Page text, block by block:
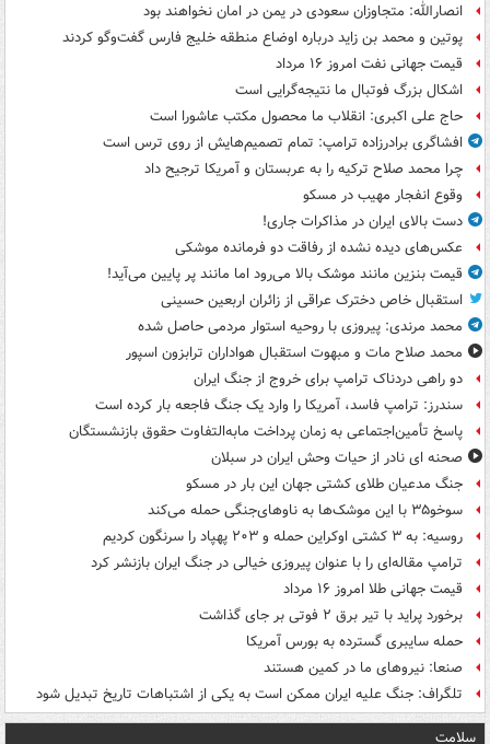
انصارالله: متجاوزان سعودی در یمن در امان نخواهند بود
پوتین و محمد بن زاید درباره اوضاع منطقه خلیج فارس گفت‌وگو کردند
قیمت جهانی نفت امروز ۱۶ مرداد
اشکال بزرگ فوتبال ما نتیجه‌گرایی است
حاج علی اکبری: انقلاب ما محصول مکتب عاشورا است
افشاگری برادرزاده ترامپ: تمام تصمیم‌هایش از روی ترس است
چرا محمد صلاح ترکیه را به عربستان و آمریکا ترجیح داد
وقوع انفجار مهیب در مسکو
دست بالای ایران در مذاکرات جاری!
عکس‌های دیده نشده از رفاقت دو فرمانده‌ موشکی
قیمت بنزین مانند موشک بالا می‌رود اما مانند پر پایین می‌آید!
استقبال خاص دخترک عراقی از زائران اربعین حسینی
محمد مرندی: پیروزی با روحیه استوار مردمی حاصل شده
محمد صلاح مات و مبهوت استقبال هواداران ترابزون اسپور
دو راهی دردناک ترامپ برای خروج از جنگ ایران
سندرز: ترامپ فاسد، آمریکا را وارد یک جنگ فاجعه بار کرده است
پاسخ تأمین‌اجتماعی به زمان پرداخت مابه‌التفاوت حقوق بازنشستگان
صحنه ای نادر از حیات وحش ایران در سبلان
جنگ مدعیان طلای کشتی جهان این بار در مسکو
سوخو۳۵ با این موشک‌ها به ناوهای‌جنگی حمله می‌کند
روسیه: به ۳ کشتی اوکراین حمله و ۲۰۳ پهپاد را سرنگون کردیم
ترامپ مقاله‌ای را با عنوان پیروزی خیالی در جنگ ایران بازنشر کرد
قیمت جهانی طلا امروز ۱۶ مرداد
برخورد پراید با تیر برق ۲ فوتی بر جای گذاشت
حمله سایبری گسترده به بورس آمریکا
صنعا: نیروهای ما در کمین‌ هستند
تلگراف: جنگ علیه ایران ممکن است به یکی از اشتباهات تاریخ تبدیل شود
سلامت